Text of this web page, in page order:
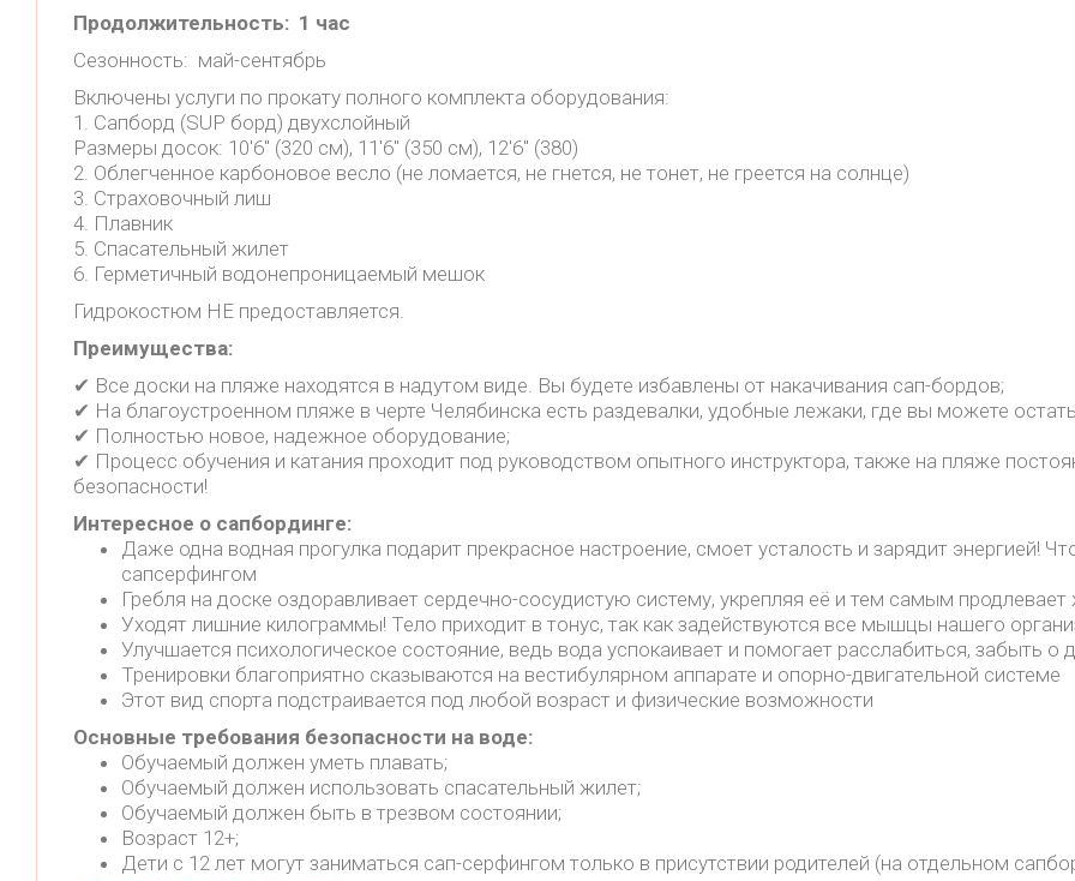
Продолжительность: 1 час
Сезонность: май-сентябрь
Включены услуги по прокату полного комплекта оборудования:
1. Сапборд (SUP борд) двухслойный
Размеры досок: 10'6" (320 см), 11'6" (350 см), 12'6" (380)
2. Облегченное карбоновое весло (не ломается, не гнется, не тонет, не греется на солнце)
3. Страховочный лиш
4. Плавник
5. Спасательный жилет
6. Герметичный водонепроницаемый мешок
Гидрокостюм НЕ предоставляется.
Преимущества:
✔ Все доски на пляже находятся в надутом виде. Вы будете избавлены от накачивания сап-бордов;
✔ На благоустроенном пляже в черте Челябинска есть раздевалки, удобные лежаки, где вы можете
✔ Полностью новое, надежное оборудование;
✔ Процесс обучения и катания проходит под руководством опытного инструктора, также на пляже
безопасности!
Интересное о сапбординге:
Даже одна водная прогулка подарит прекрасное настроение, смоет усталость и зарядит энергией!
сапсерфингом
Гребля на доске оздоравливает сердечно-сосудистую систему, укрепляя её и тем самым продлевает
Уходят лишние килограммы! Тело приходит в тонус, так как задействуются все мышцы нашего
Улучшается психологическое состояние, ведь вода успокаивает и помогает расслабиться, забыть о
Тренировки благоприятно сказываются на вестибулярном аппарате и опорно-двигательной системе
Этот вид спорта подстраивается под любой возраст и физические возможности
Основные требования безопасности на воде:
Обучаемый должен уметь плавать;
Обучаемый должен использовать спасательный жилет;
Обучаемый должен быть в трезвом состоянии;
Возраст 12+;
Дети с 12 лет могут заниматься сап-серфингом только в присутствии родителей (на отдельном